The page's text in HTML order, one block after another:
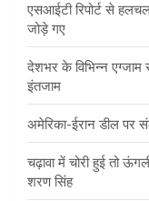
एसआईटी रिपोर्ट से
जोड़े गए
देशभर के विभिन्न एग्जाम
इंतजाम
अमेरिका-ईरान डील पर
चढ़ावा में चोरी हुई तो
शरण सिंह